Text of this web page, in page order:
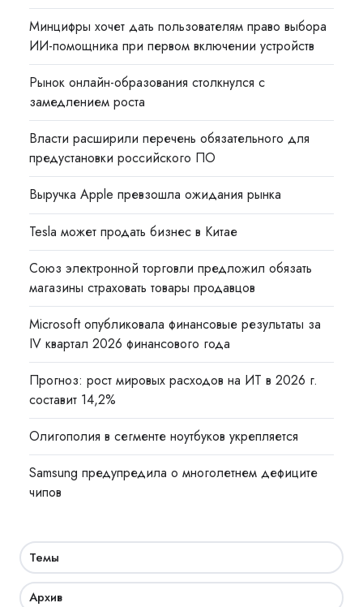
Минцифры хочет дать пользователям право выбора
ИИ-помощника при первом включении устройств
Рынок онлайн-образования столкнулся с
замедлением роста
Власти расширили перечень обязательного для
предустановки российского ПО
Выручка Apple превзошла ожидания рынка
Tesla может продать бизнес в Китае
Союз электронной торговли предложил обязать
магазины страховать товары продавцов
Microsoft опубликовала финансовые результаты за
IV квартал 2026 финансового года
Прогноз: рост мировых расходов на ИТ в 2026 г.
составит 14,2%
Олигополия в сегменте ноутбуков укрепляется
Samsung предупредила о многолетнем дефиците
чипов
Темы
Архив